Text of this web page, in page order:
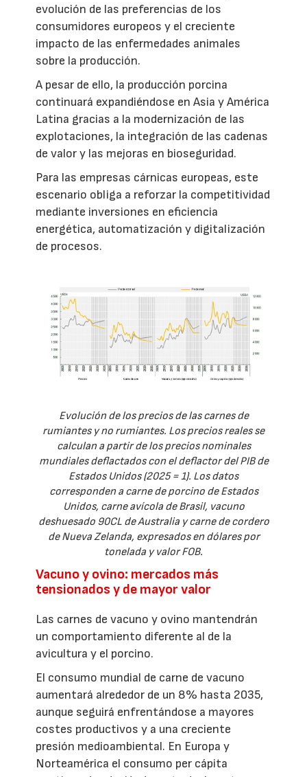
evolución de las preferencias de los
consumidores europeos y el creciente
impacto de las enfermedades animales
sobre la producción.
A pesar de ello, la producción porcina
continuará expandiéndose en Asia y América
Latina gracias a la modernización de las
explotaciones, la integración de las cadenas
de valor y las mejoras en bioseguridad.
Para las empresas cárnicas europeas, este
escenario obliga a reforzar la competitividad
mediante inversiones en eficiencia
energética, automatización y digitalización
de procesos.
Evolución de los precios de las carnes de
rumiantes y no rumiantes. Los precios reales se
calculan a partir de los precios nominales
mundiales deflactados con el deflactor del PIB de
Estados Unidos (2025 = 1). Los datos
corresponden a carne de porcino de Estados
Unidos, carne avícola de Brasil, vacuno
deshuesado 90CL de Australia y carne de cordero
de Nueva Zelanda, expresados en dólares por
tonelada y valor FOB.
Vacuno y ovino: mercados más
tensionados y de mayor valor
Las carnes de vacuno y ovino mantendrán
un comportamiento diferente al de la
avicultura y el porcino.
El consumo mundial de carne de vacuno
aumentará alrededor de un 8% hasta 2035,
aunque seguirá enfrentándose a mayores
costes productivos y a una creciente
presión medioambiental. En Europa y
Norteamérica el consumo per cápita